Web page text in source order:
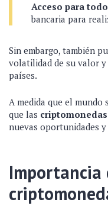
Acceso para
bancaria para
Sin embargo, también
volatilidad de su valor
países.
A medida que el mundo
que las criptomonedas
nuevas oportunidades
Importancia